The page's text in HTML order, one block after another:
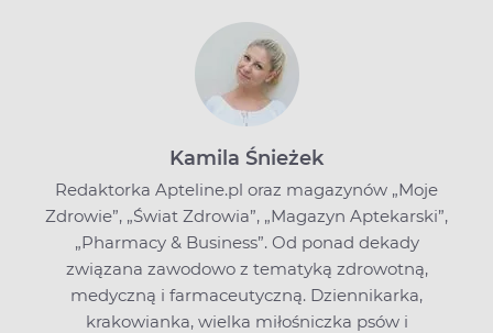
Kamila Śnieżek
Redaktorka Apteline.pl oraz magazynów „Moje
Zdrowie”, „Świat Zdrowia”, „Magazyn Aptekarski”,
„Pharmacy & Business”. Od ponad dekady
związana zawodowo z tematyką zdrowotną,
medyczną i farmaceutyczną. Dziennikarka,
krakowianka, wielka miłośniczka psów i